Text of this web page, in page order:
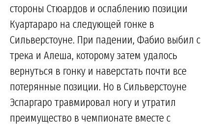
стороны Стюардов и ослаблению позиции
Куартараро на следующей гонке в
Сильверстоуне. При падении, Фабио выбил с
трека и Алеша, которому затем удалось
вернуться в гонку и наверстать почти все
потерянные позиции. Но в Сильверстоуне
Эспаргаро травмировал ногу и утратил
преимущество в чемпионате вместе с